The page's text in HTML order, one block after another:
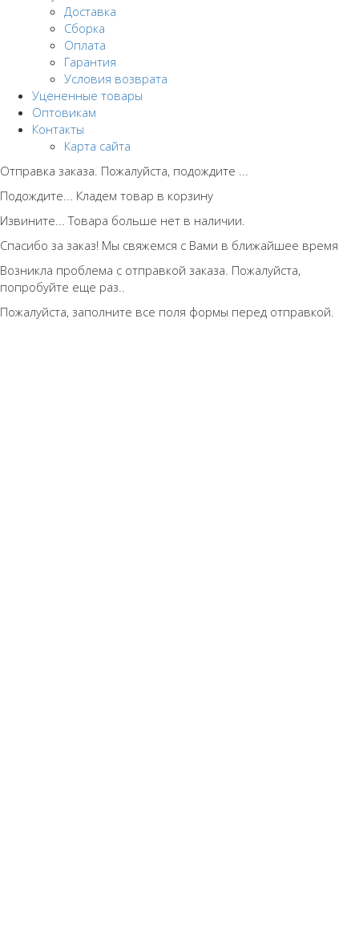
Доставка
Сборка
Оплата
Гарантия
Условия возврата
Уцененные товары
Оптовикам
Контакты
Карта сайта
Отправка заказа. Пожалуйста, подождите ...
Подождите... Кладем товар в корзину
Извините... Товара больше нет в наличии.
Спасибо за заказ! Мы свяжемся с Вами в ближайшее время
Возникла проблема с отправкой заказа. Пожалуйста,
попробуйте еще раз..
Пожалуйста, заполните все поля формы перед отправкой.